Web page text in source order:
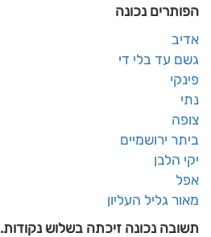
הפותרים נכונה
אדיב
גשם עד בלי די
פינקי
נתי
צופה
ביתר ירושמיים
יקי הלבן
אפל
מאור גליל העליון
תשובה נכונה זיכתה בשלוש נקודות.